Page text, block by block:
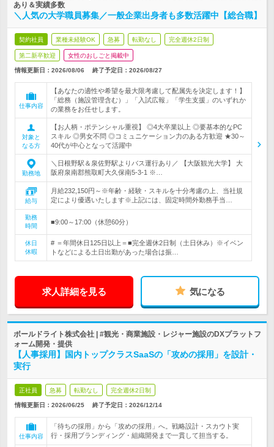
あり＆実績多数
＼人気の大学職員募集／一般企業出身者も多数活躍中【総合職】
契約社員 業種未経験OK 急募 転勤なし 完全週休2日制
第二新卒歓迎 女性のおしごと掲載中
情報更新日：2026/08/06 終了予定日： 2026/08/27
仕事内容
【あなたの適性や希望を最大限考慮して配属先を決定します！】
「総務（施設管理含む）」「入試広報」「学生支援」のいずれか
の業務をお任せします。
対象と
なる方
【お人柄・ポテンシャル重視】 ◎4大卒業以上 ◎要基本的なPC
スキル ◎男女不問 ◎コミュニケーション力のある方歓迎 ★30～
40代が中心となって活躍中
勤務地
＼日根野駅＆泉佐野駅よりバス運行あり／ 【大阪観光大学】 大
阪府泉南郡熊取町大久保南5-3-1 ※…
給与
月給232,150円～※年齢・経験・スキルを十分考慮の上、当社規
定により優遇いたします※上記には、固定時間外勤務手当…
勤務
時間
■9:00～17:00（休憩60分）
休日
休暇
# ＝年間休日125日以上＝■完全週休2日制（土日休み）※イベン
トなどによる土日出勤があった場合は振…
求人詳細を見る 気になる
ボールドライト株式会社 | #観光・商業施設・レジャー施設のDXプラットフ
ォーム開発・提供
【人事採用】国内トップクラスSaaSの「攻めの採用」を設計・
実行
正社員 急募 転勤なし 完全週休2日制
情報更新日：2026/06/25 終了予定日： 2026/12/14
仕事内容
「待ちの採用」から「攻めの採用」へ。戦略設計・スカウト実
行・採用ブランディング・組織開発まで一貫して担当する。